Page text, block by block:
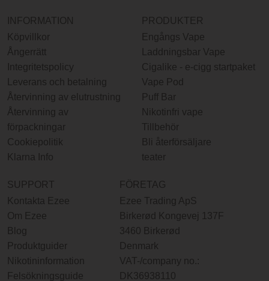
INFORMATION
Köpvillkor
Ångerrätt
Integritetspolicy
Leverans och betalning
Återvinning av elutrustning
Återvinning av
förpackningar
Cookiepolitik
Klarna Info
PRODUKTER
Engångs Vape
Laddningsbar Vape
Cigalike - e-cigg startpaket
Vape Pod
Puff Bar
Nikotinfri vape
Tillbehör
Bli återförsäljare
teater
SUPPORT
Kontakta Ezee
Om Ezee
Blog
Produktguider
Nikotininformation
Felsökningsguide
FÖRETAG
Ezee Trading ApS
Birkerød Kongevej 137F
3460 Birkerød
Denmark
VAT-/company no.:
DK36938110